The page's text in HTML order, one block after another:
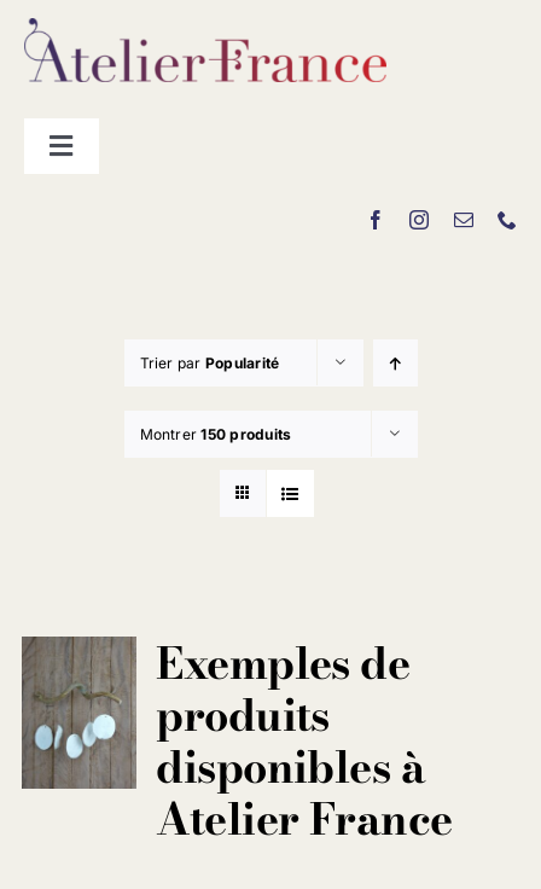
Passer
contenu
Toggle
Trier par Popularité
Montrer150 produits
Exemples de
produits
disponibles à
Atelier France